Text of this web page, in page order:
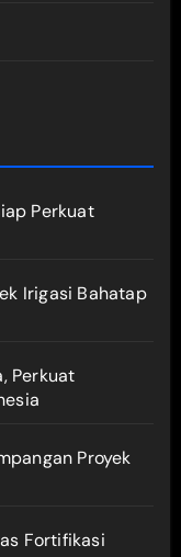
Perkuat
Irigasi Bahatap
Perkuat
Proyek
Fortifikasi